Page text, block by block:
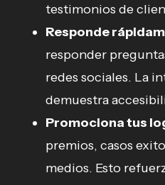
testimonios de
Responde
responder
redes sociales. La
demuestra
Promociona tus
premios, casos
medios. Esto